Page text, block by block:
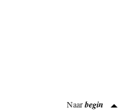
Naarbegin